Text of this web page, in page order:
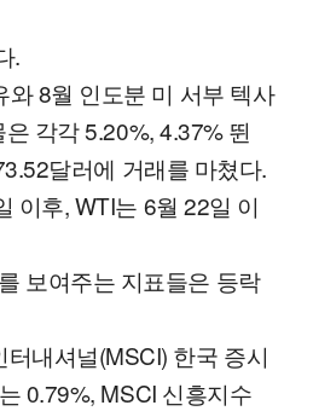
.
8월 인도분 미 서부 텍사
각각 5.20%, 4.37% 뛴
달러에 거래를 마쳤다.
이후, WTI는 6월 22일 이
보여주는 지표들은 등락
내셔널(MSCI) 한국 증시
0.79%, MSCI 신흥지수